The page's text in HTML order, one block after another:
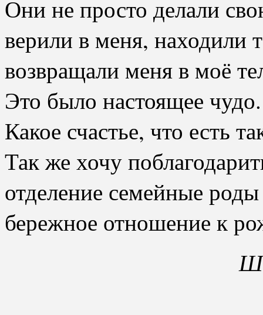
Они не просто делали
верили в меня, находили
возвращали меня в моё
Это было настоящее чудо.️
Какое счастье, что есть
Так же хочу
отделение семейные
бережное отношение к